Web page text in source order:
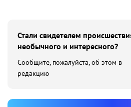
Стали свидетелем
необычного и интересного?
Сообщите, пожалуйста, об этом в
редакцию